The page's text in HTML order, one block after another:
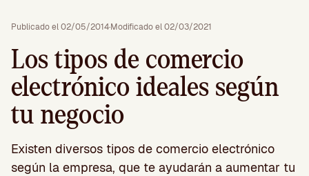
Publicado el 02/05/2014·Modificado el 02/03/2021
Los tipos de comercio
electrónico ideales según
tu negocio
Existen diversos tipos de comercio electrónico
según la empresa, que te ayudarán a aumentar tu